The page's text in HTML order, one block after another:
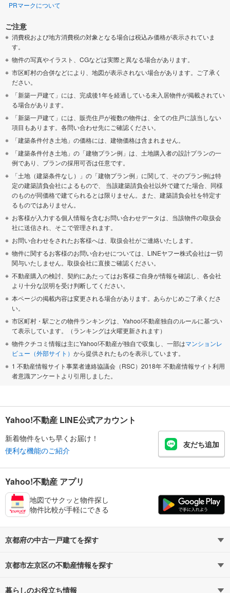
PRマークについて
ご注意
消費税および地方消費税の対象となる場合は税込み価格が表示されていま
す。
物件の写真やイラスト、CGなどは実際と異なる場合があります。
市区町村の合併などにより、地図が表示されない場合があります。ご了承く
ださい。
「新築一戸建て」には、完成後1年を経過している未入居物件が掲載されてい
る場合があります。
「新築一戸建て」には、販売住戸が複数の物件は、全ての住戸に該当しない
項目もあります。各問い合わせ先にご確認ください。
「建築条件付き土地」の価格には、建物価格は含まれません。
「建築条件付き土地」の「建物プラン例」は、土地購入者の設計プランの一
例であり、プランの採用可否は任意です。
「土地（建築条件なし）」の「建物プラン例」に関して、そのプラン例は特
定の建築請負会社によるもので、 当該建築請負会社以外で建てた場合、同様
のものが同価格で建てられるとは限りません。また、建築請負会社を特定す
るものではありません。
お客様が入力する個人情報を含むお問い合わせデータは、当該物件の取扱会
社に送信され、そこで管理されます。
お問い合わせをされたお客様へは、取扱会社がご連絡いたします。
物件に関するお客様のお問い合わせについては、LINEヤフー株式会社は一切
関与いたしません。取扱会社に直接ご確認ください。
不動産購入の検討、契約にあたってはお客様ご自身が情報を確認し、各会社
より十分な説明を受け判断してください。
本ページの掲載内容は変更される場合があります。あらかじめご了承くださ
い。
市区町村・駅ごとの物件ランキングは、Yahoo!不動産独自のルールに基づい
て表示しています。（ランキングは火曜更新されます）
物件クチコミ情報は主にYahoo!不動産が独自で収集し、一部はマンションレ
ビュー（外部サイト） から提供されたものを表示しています。
1 不動産情報サイト事業者連絡協議会（RSC）2018年 不動産情報サイト利用
者意識アンケートより引用しました。
Yahoo!不動産 LINE公式アカウント
新着物件をいち早くお届け！
便利な機能のご紹介
友だち追加
Yahoo!不動産 アプリ
地図でサクッと物件探し
物件比較が手軽にできる
京都府の中古一戸建てを探す
路線・駅から探す
京都市左京区の不動産情報を探す
暮らしのお役立ち情報